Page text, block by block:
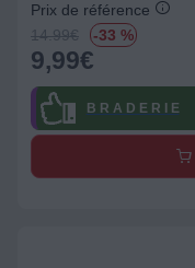
Prix de référence
14.99€ -33 %
9,99€
B R A D E R I E